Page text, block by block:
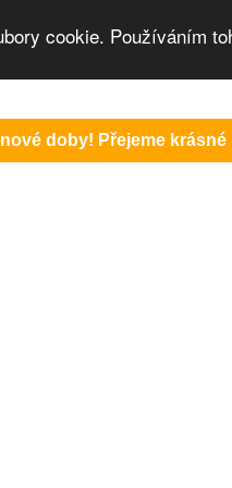
cookie. Používáním
doby! Přejeme krásné